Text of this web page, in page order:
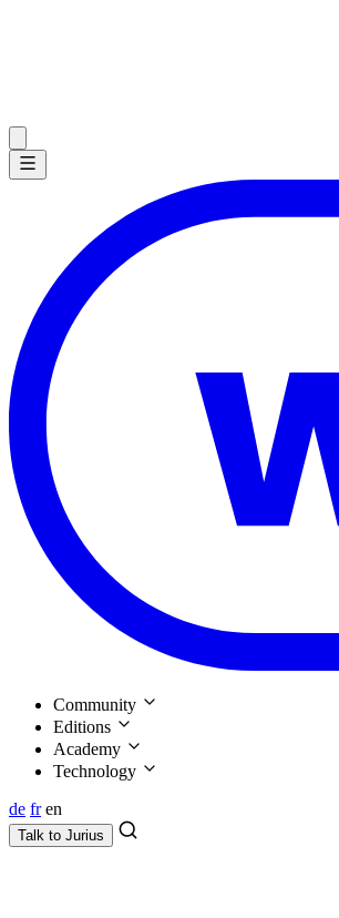
Community
Editions
Academy
Technology
de fr en
Talk to Jurius